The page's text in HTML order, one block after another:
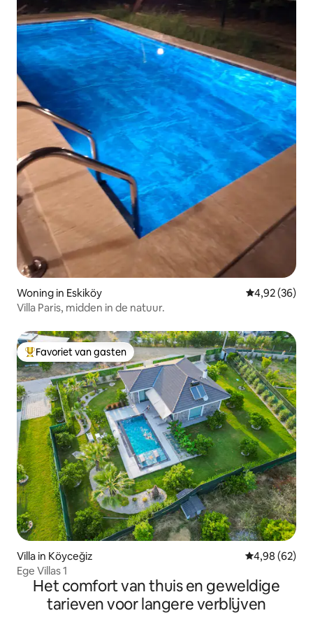
Woning in Eskiköy Gemiddelde
4,92 (36)
Villa Paris, midden in de natuur.
Topfavoriet van gasten
Favoriet van gasten
Villa in Köyceğiz Gemiddelde
4,98 (62)
Ege Villas 1
Het comfort van thuis en geweldige
tarieven voor langere verblijven